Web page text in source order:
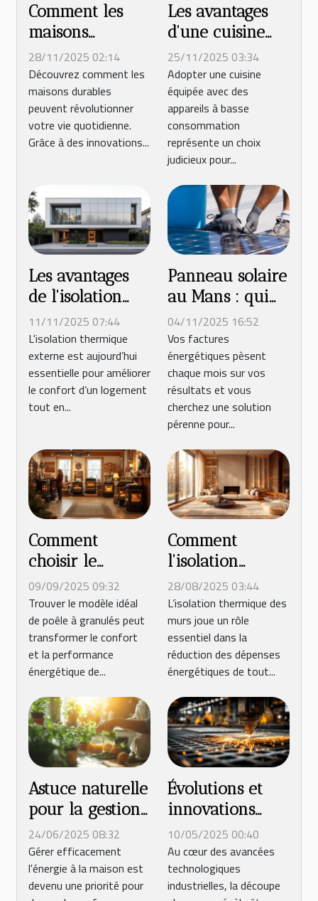
Comment les
maisons
durables
peuvent
transformer
votre quotidien
?
28/11/2025 02:14
Découvrez comment les
maisons durables
peuvent révolutionner
votre vie quotidienne.
Grâce à des innovations...
Les avantages
d'une cuisine
avec des
équipements à
basse
consommation
25/11/2025 03:34
Adopter une cuisine
équipée avec des
appareils à basse
consommation
représente un choix
judicieux pour...
Les avantages
de l'isolation
thermique
externe pour
votre confort et
économies
11/11/2025 07:44
L'isolation thermique
externe est aujourd’hui
essentielle pour améliorer
le confort d’un logement
tout en...
Panneau solaire
au Mans : qui
contacter pour
l'installation en
entreprise ?
04/11/2025 16:52
Vos factures
énergétiques pèsent
chaque mois sur vos
résultats et vous
cherchez une solution
pérenne pour...
Comment
choisir le
meilleur
modèle de
poêle à
granulés pour
votre maison ?
09/09/2025 09:32
Trouver le modèle idéal
de poêle à granulés peut
transformer le confort
et la performance
énergétique de...
Comment
l'isolation
thermique des
murs réduit-
elle vos factures
d'énergie ?
28/08/2025 03:44
L’isolation thermique des
murs joue un rôle
essentiel dans la
réduction des dépenses
énergétiques de tout...
Astuce naturelle
pour la gestion
énergétique
efficace à la
maison
24/06/2025 08:32
Gérer efficacement
l'énergie à la maison est
devenu une priorité pour
Évolutions et
innovations
dans la
technologie des
découpeurs
plasma
10/05/2025 00:40
Au cœur des avancées
technologiques
industrielles, la découpe